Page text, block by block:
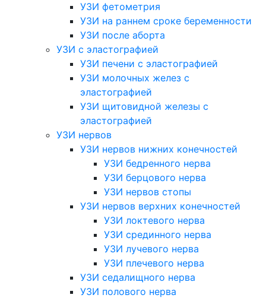
УЗИ фетометрия
УЗИ на раннем сроке беременности
УЗИ после аборта
УЗИ с эластографией
УЗИ печени с эластографией
УЗИ молочных желез с
эластографией
УЗИ щитовидной железы с
эластографией
УЗИ нервов
УЗИ нервов нижних конечностей
УЗИ бедренного нерва
УЗИ берцового нерва
УЗИ нервов стопы
УЗИ нервов верхних конечностей
УЗИ локтевого нерва
УЗИ срединного нерва
УЗИ лучевого нерва
УЗИ плечевого нерва
УЗИ седалищного нерва
УЗИ полового нерва